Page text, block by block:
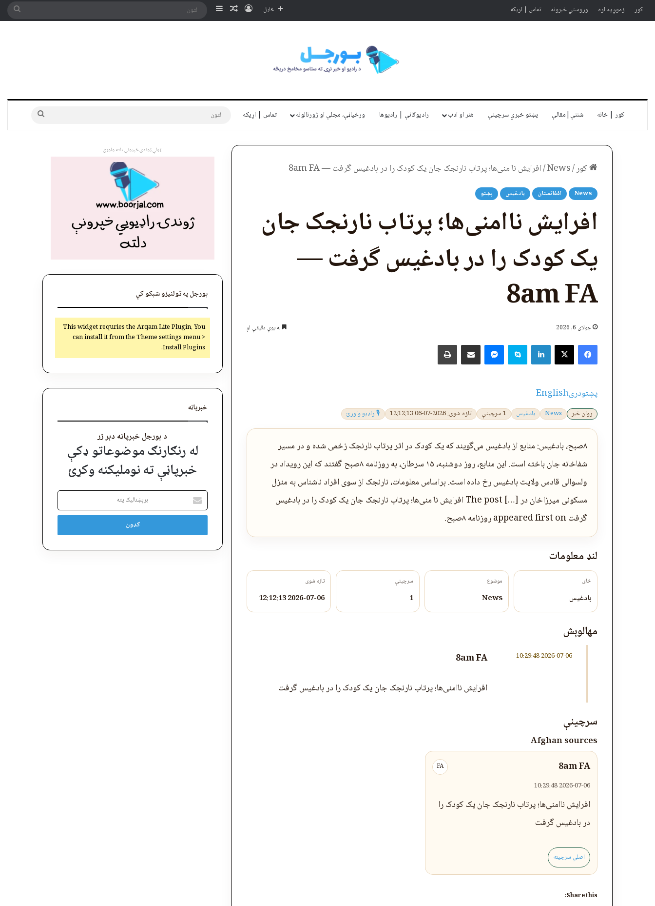
کور زموږ په اړه وروستي خبرونه تماس | اړیکه څارل ننوتلناڅاپه توری
Sidebar لټون
کور | خانه شننې|مقالې پښتو خبري سرچينې هنر او ادب رادیوګانې | رادیوها ورځپاڼې، مجلې او ژورنالونه تماس | اړیکه لټون
کور/
News
/افرایش‌ ناامنی‌ها؛ پرتاب نارنجک جان یک کودک را در بادغیس گرفت — 8am FA
News افغانستان بادغیس پښتو
افرایش‌ ناامنی‌ها؛ پرتاب نارنجک جان
یک کودک را در بادغیس گرفت —
8am FA
جولای 6, 2026 له یوې دقیقې لږ
Facebook
X
LinkedIn
Skype
Messenger
پر برېښنالیک یې شریک کړئ چاپول
پښتودریEnglish
روان خبر News بادغیس 1 سرچینې تازه شوی: 2026-07-06 12:12:13 🎙 راډیو واورئ
۸صبح، بادغیس: منابع از بادغیس می‌گویند که یک کودک در اثر پرتاب نارنجک زخمی شده و در مسیر
شفاخانه جان باخته است. این منابع، روز دوشنبه، ۱۵ سرطان، به روزنامه ۸صبح گفتند که این رویداد در
ولسوالی قادس ولایت بادغیس رخ داده است. براساس معلومات، نارنجک از سوی افراد ناشناس به منزل
مسکونی میرزاخان در […] The post افرایش‌ ناامنی‌ها؛ پرتاب نارنجک جان یک کودک را در بادغیس
گرفت appeared first on روزنامه ۸صبح.
لنډ معلومات
ځای
بادغیس
موضوع
News
سرچینې
1
تازه شوی
2026-07-06 12:12:13
مهالوېش
2026-07-06 10:29:48
8am FA
افرایش‌ ناامنی‌ها؛ پرتاب نارنجک جان یک کودک را در بادغیس گرفت
سرچینې
Afghan sources
8am FA
FA
2026-07-06 10:29:48
افرایش‌ ناامنی‌ها؛ پرتاب نارنجک جان یک کودک را
در بادغیس گرفت
اصلي سرچینه
Share this:
ټولې ژوندۍ خپرونې دلته واورئ
بورجل په ټولنیزو شبکو کې
This widget requries the Arqam Lite Plugin, You
can install it from the Theme settings menu >
Install Plugins.
خبرپاڼه
د بورجل خبرپاڼه ډېر ژر
له رنګارنګ موضوعاتو ډکې
خبرپاڼې ته نوملیکنه وکړئ
برېښنالیک
پته